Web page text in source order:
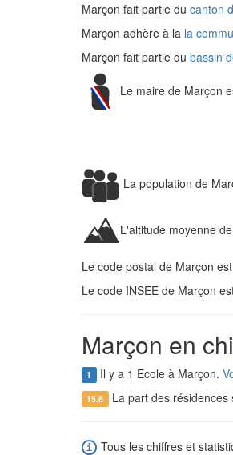
Marçon fait partie du canton
Marçon adhère à la la
Marçon fait partie du bassin
Le maire de Marçon
La population de
L'altitude moyenne
Le code postal de Marçon
Le code INSEE de Marçon
Marçon en
1 Il y a 1 Ecole à Marçon.
15.8 La part des résidences
Tous les chiffres et